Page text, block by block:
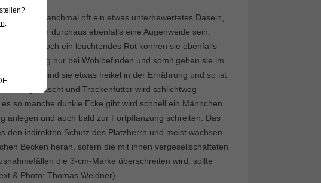
leider manchmal oft ein etwas unterbewertetes Dasein,
können durchaus ebenfalls eine Augenweide sein.
doch ein leuchtendes Rot können sie ebenfalls
Färbung nur bei Wohlbefinden und somit gehen sie im
Badidae sind sie etwas heikel in der Ernährung und so ist
wird genascht und Trockenfutter wird schlichtweg
so manche dunkle Ecke gibt wird schnell ein Männchen
anlegen und auch bald zur Fortpflanzung schreiten. Das
den indirekten Schutz des Platzherrn und meist wachsen
Becken heran, sofern die mit ihnen vergesellschafteten
die 3-cm-Marke überschreiten wird, sollte
& Photo: Thomas Weidner)